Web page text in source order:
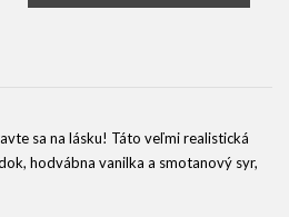
sa na lásku! Táto veľmi realistická
hodvábna vanilka a smotanový syr,